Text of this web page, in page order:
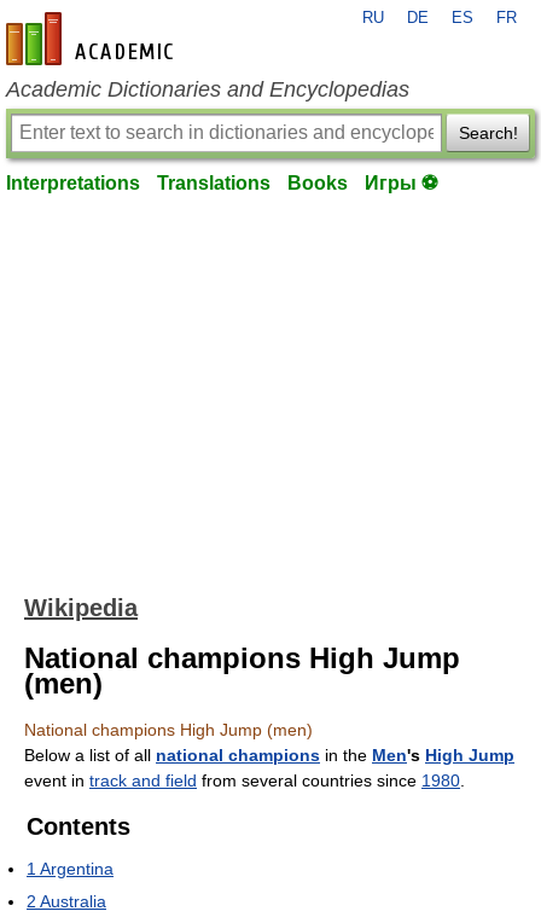
en-academic.com
RU DE ES FR
Academic Dictionaries and Encyclopedias
Search!
Interpretations Translations Books Игры ⚽
Wikipedia
National champions High Jump
(men)
National champions High Jump (men)
Below a list of all national champions in the Men's High Jump
event in track and field from several countries since 1980
Contents
1 Argentina
2 Australia